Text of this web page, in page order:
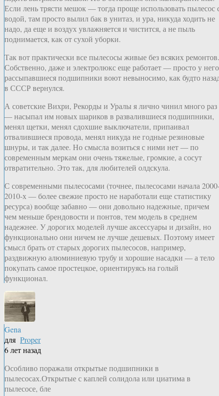
Если лень трясти мешок — тогда проще использовать пылесос
водой, там просто вылил бак в унитаз, и ура, никуда ходить не
надо, да еще и воздух увлажняется и чистится, а не пыль
поднимается, как от сухой уборки.
Так вот практически все пылесосы живые без всяких ремонтов.
Собственно, даже и электролюкс еще работает — просто у него
рассыпавшиеся подшипники воют невыносимо, как будто
в СССР вернулся.
А советские Вихри, Рекорды и Уралы я лично чинил много раз
— насыпал им новых шариков в развалившиеся подшипники,
менял щетки, менял сдохшие выключатели, припаивал
отвалившиеся провода, менял никуда не годные резиновые
шнуры, и так далее. Но смысла возиться с ними нет — по
современным меркам они очень тяжелые, громкие, а сосут
отвратительно. Это так, для любителей олдскула.
С современными пылесосами (точнее, пылесосами начала
2010-х — более свежие просто не наработали еще статистику
ресурса) вообще забавно — они довольно надежные, причем
чем меньше брендовости и понтов, тем модель в среднем
надежнее. У дорогих моделей лучше аксессуары и дизайн, но
функционально они ничем не лучше дешевых. Поэтому имеет
смысл брать от старых дорогих пылесосов, например,
раздвижную алюминиевую трубу и хорошие насадки — а тело
покупать самое простецкое, ориентируясь на голый
функционал.
Gena
для Proper
6 лет назад
Особливо поражали открытые подшипники в
пылесосах.Открытые с каплей солидола или циатима в
пылесосе, бле